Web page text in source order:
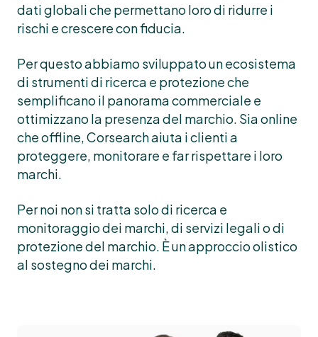
dati globali che permettano loro di ridurre i
rischi e crescere con fiducia.
Per questo abbiamo sviluppato un ecosistema
di strumenti di ricerca e protezione che
semplificano il panorama commerciale e
ottimizzano la presenza del marchio. Sia online
che offline, Corsearch aiuta i clienti a
proteggere, monitorare e far rispettare i loro
marchi.
Per noi non si tratta solo di ricerca e
monitoraggio dei marchi, di servizi legali o di
protezione del marchio. È un approccio olistico
al sostegno dei marchi.